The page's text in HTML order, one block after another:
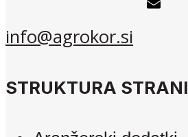
info@agrokor.si
STRUKTURA STRANI